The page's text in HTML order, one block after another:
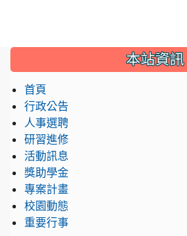
::: 本站資訊
首頁
行政公告
人事選聘
研習進修
活動訊息
獎助學金
專案計畫
校園動態
重要行事